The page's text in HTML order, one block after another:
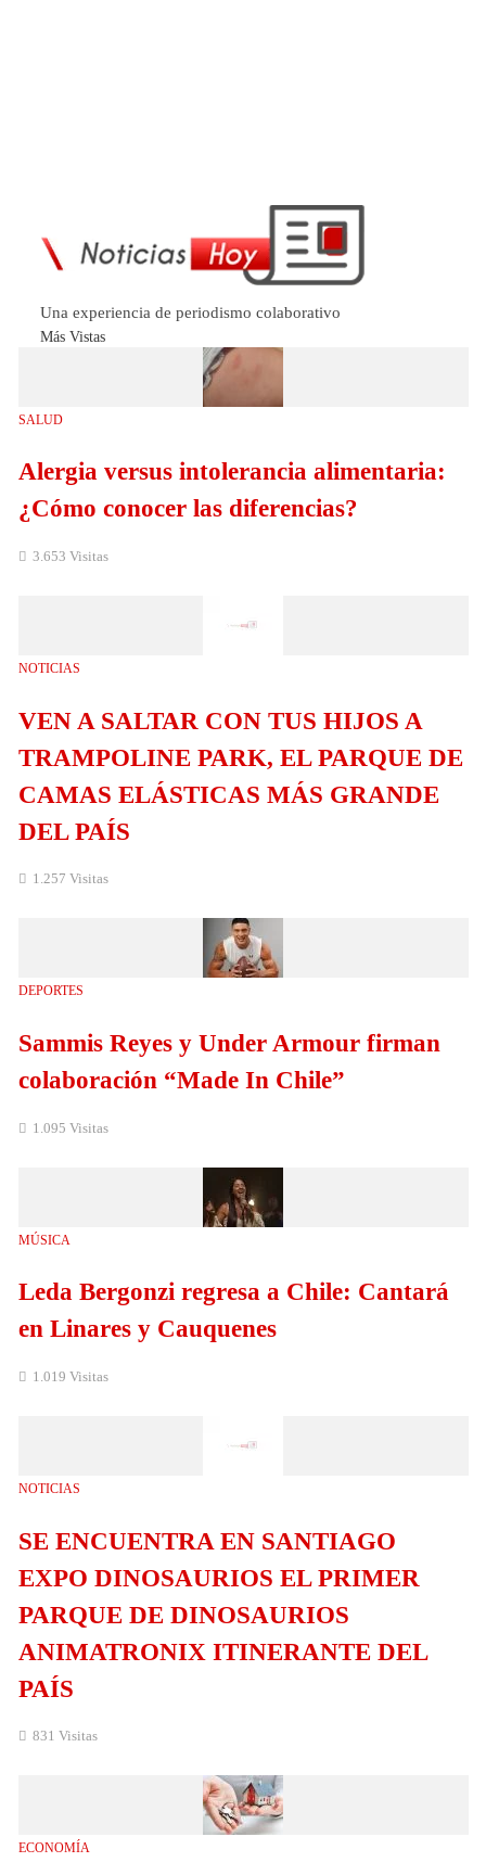
Una experiencia de periodismo colaborativo
Más Vistas
SALUD
Alergia versus intolerancia alimentaria:
¿Cómo conocer las diferencias?
3.653 Visitas
NOTICIAS
VEN A SALTAR CON TUS HIJOS A
TRAMPOLINE PARK, EL PARQUE DE
CAMAS ELÁSTICAS MÁS GRANDE
DEL PAÍS
1.257 Visitas
DEPORTES
Sammis Reyes y Under Armour firman
colaboración “Made In Chile”
1.095 Visitas
MÚSICA
Leda Bergonzi regresa a Chile: Cantará
en Linares y Cauquenes
1.019 Visitas
NOTICIAS
SE ENCUENTRA EN SANTIAGO
EXPO DINOSAURIOS EL PRIMER
PARQUE DE DINOSAURIOS
ANIMATRONIX ITINERANTE DEL
PAÍS
831 Visitas
ECONOMÍA